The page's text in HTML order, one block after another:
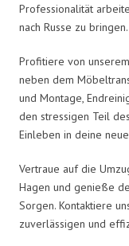
Professionalität
nach Russe zu bringen.
Profitiere von
neben dem
und Montage,
den stressigen Teil
Einleben in deine
Vertraue auf die
Hagen und genieße
Sorgen. Kontaktiere
zuverlässigen und